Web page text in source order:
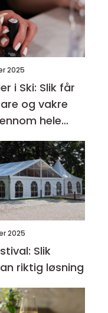
2025
i Ski: Slik får
og vakre
hele
2025
Slik
riktig løsning